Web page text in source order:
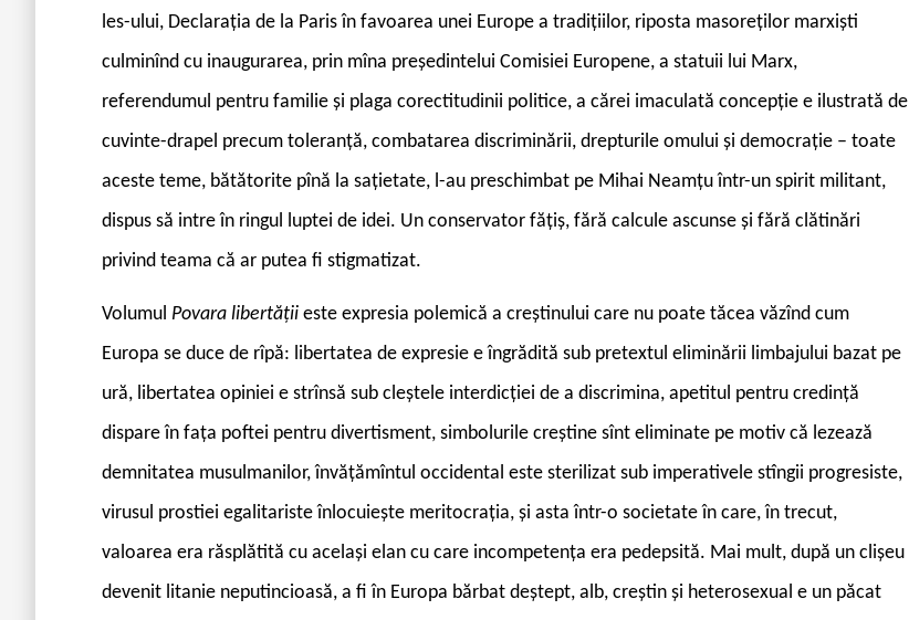
les-ului, Declarația de la Paris în favoarea unei Europe a tradițiilor, riposta masoreților marxiști
culminînd cu inaugurarea, prin mîna președintelui Comisiei Europene, a statuii lui Marx,
referendumul pentru familie și plaga corectitudinii politice, a cărei imaculată concepție e ilustrată de
cuvinte-drapel precum tole­ranță, combatarea discriminării, drepturile omului și democrație – toate
aceste teme, bătătorite pînă la sațietate, l-au preschimbat pe Mihai Neamțu într-un spirit militant,
dispus să intre în ringul luptei de idei. Un conservator fățiș, fără calcule ascunse și fără clătinări
privind teama că ar putea fi stigmatizat.
Volumul Povara libertății este expresia polemică a creștinului care nu poate tăcea văzînd cum
Europa se duce de rîpă: libertatea de expresie e îngrădită sub pretextul eliminării limbajului bazat pe
ură, libertatea opiniei e strînsă sub cleștele interdicției de a discrimina, apetitul pentru credință
dispare în fața poftei pentru divertisment, simbolurile creștine sînt eliminate pe motiv că lezează
demnitatea musulmanilor, învățămîntul occidental este sterilizat sub imperativele stîngii progresiste,
virusul prostiei egalitariste înlocuiește meritocrația, și asta într-o societate în care, în trecut,
valoarea era răsplătită cu același elan cu care incompetența era pedepsită. Mai mult, după un clișeu
devenit litanie neputincioasă, a fi în Europa bărbat deștept, alb, creștin și heterosexual e un păcat